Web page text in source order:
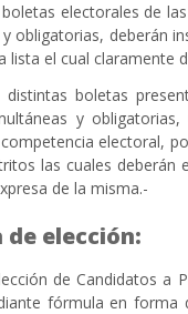
electorales de
obligatorias, deberán
lista el cual claramente
distintas boletas
y
electoral,
las cuales deberán
de la misma.-
de elección:
de Candidatos a
fórmula en forma